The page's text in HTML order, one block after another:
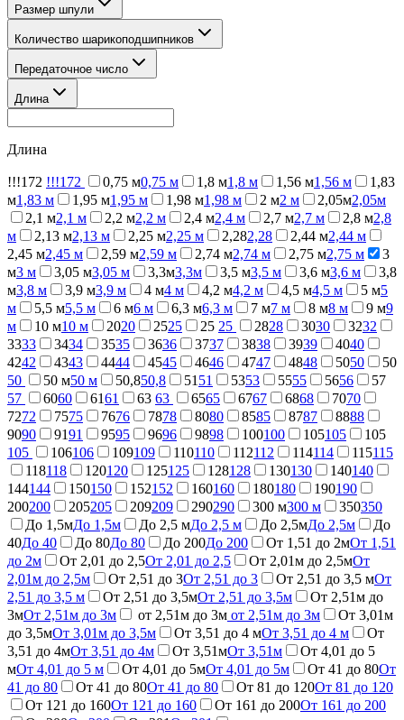
Размер шпули
Количество шарикоподшипников
Передаточное число
Длина
Длина
!!!172 !!!172 0,75 м0,75 м 1,8 м1,8 м 1,56 м1,56 м
1,83
м1,83 м 1,95 м1,95 м 1,98 м1,98 м 2 м2 м 2,05м2,05м
2,1 м2,1 м 2,2 м2,2 м 2,4 м2,4 м 2,7 м2,7 м 2,8 м2,8
м
2,13 м2,13 м 2,25 м2,25 м 2,282,28 2,44 м2,44 м
2,45 м2,45 м 2,59 м2,59 м 2,74 м2,74 м 2,75 м2,75 м
3
м3 м 3,05 м3,05 м 3,3м3,3м 3,5 м3,5 м 3,6 м3,6 м
3,8
м3,8 м 3,9 м3,9 м 4 м4 м 4,2 м4,2 м 4,5 м4,5 м 5 м5
м
5,5 м5,5 м 6 м6 м 6,3 м6,3 м 7 м7 м 8 м8 м 9 м9
м
10 м10 м 2020 2525 25 25 2828 3030 3232
3333 3434 3535 3636 3737 3838 3939 4040
4242 4343 4444 4545 4646 4747 4848 5050
50
50
50 м50 м 50,850,8 51 51 5353 5555 5656
57
57
6060 6161 63 63 6565 6767 6868 7070
7272 7575 7676 7878 8080 8585 8787 8888
9090 9191 9595 9696 9898 100100 105105
105
105
106106 109109 110110 112112 114114 115115
118118 120120 125125 128128 130130 140140
144144 150150 152152 160160 180180 190190
200200 205205 209209 290290 300 м300 м 350350
До 1,5мДо 1,5м До 2,5 мДо 2,5 м До 2,5мДо 2,5м
До
40До 40 До 80До 80 До 200До 200 От 1,51 до 2мОт 1,51
до 2м
От 2,01 до 2,5От 2,01 до 2,5 От 2,01м до 2,5мОт
2,01м до 2,5м
От 2,51 до 3От 2,51 до 3 От 2,51 до 3,5 мОт
2,51 до 3,5 м
От 2,51 до 3,5мОт 2,51 до 3,5м
От 2,51м до
3мОт 2,51м до 3м от 2,51м до 3м от 2,51м до 3м
От 3,01м
до 3,5мОт 3,01м до 3,5м От 3,51 до 4 мОт 3,51 до 4 м
От
3,51 до 4мОт 3,51 до 4м От 3,51мОт 3,51м
От 4,01 до 5
мОт 4,01 до 5 м От 4,01 до 5мОт 4,01 до 5м От 41 до 80От
41 до 80
От 41 до 80От 41 до 80 От 81 до 120От 81 до 120
От 121 до 160От 121 до 160 От 161 до 200От 161 до 200